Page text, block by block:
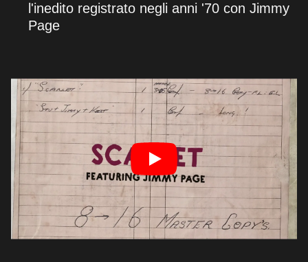
l'inedito registrato negli anni '70 con Jimmy
Page